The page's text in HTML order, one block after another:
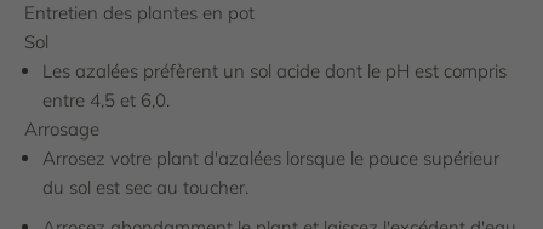
Entretien des plantes en pot
Sol
Les azalées préfèrent un sol acide dont le pH est compris
entre 4,5 et 6,0.
Arrosage
Arrosez votre plant d'azalées lorsque le pouce supérieur
du sol est sec au toucher.